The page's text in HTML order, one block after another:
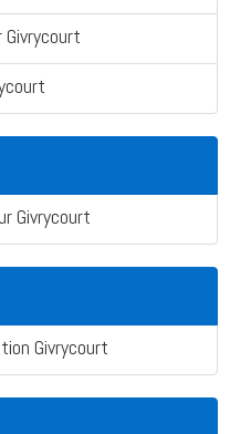
Givrycourt
Givrycourt